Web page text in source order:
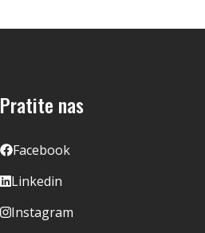
Pratite nas
Facebook
Linkedin
Instagram